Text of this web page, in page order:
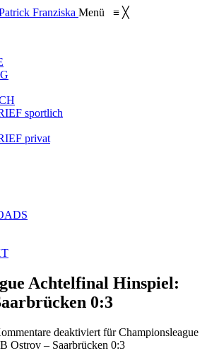
Menü ≡ ╳
sportlich
privat
Achtelfinal Hinspiel:
0:3
deaktiviert für Championsleague
Ostrov – Saarbrücken 0:3